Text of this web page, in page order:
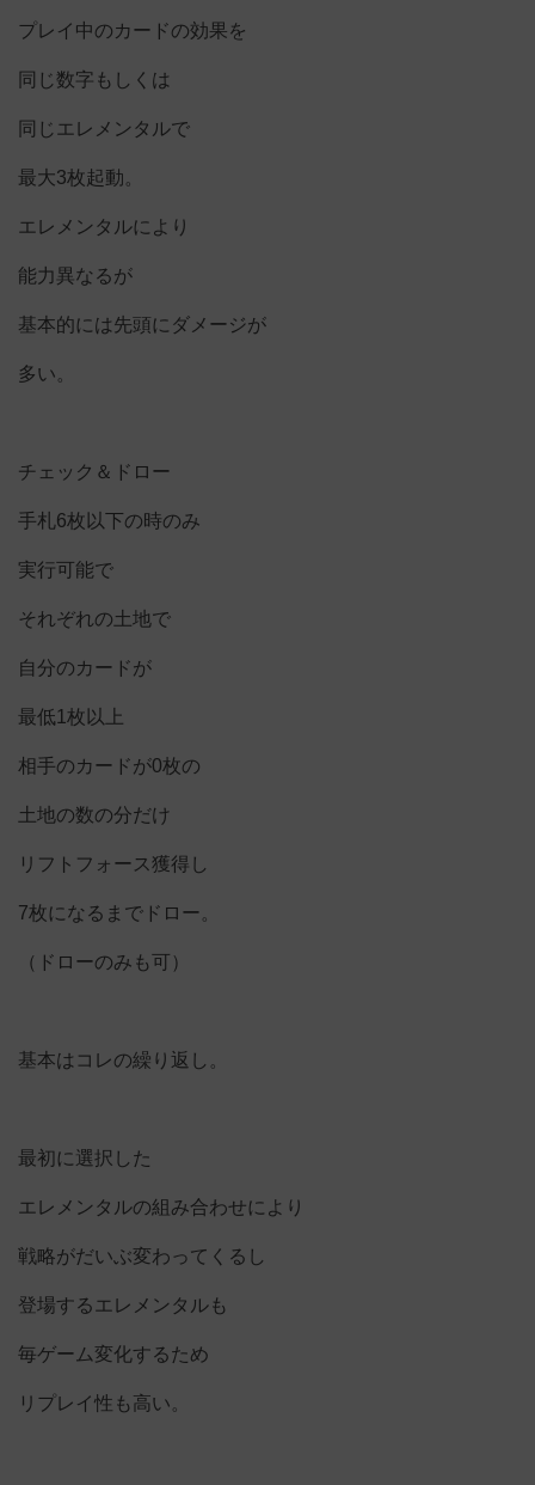
プレイ中のカードの効果を
同じ数字もしくは
同じエレメンタルで
最大3枚起動。
エレメンタルにより
能力異なるが
基本的には先頭にダメージが
多い。
チェック＆ドロー
手札6枚以下の時のみ
実行可能で
それぞれの土地で
自分のカードが
最低1枚以上
相手のカードが0枚の
土地の数の分だけ
リフトフォース獲得し
7枚になるまでドロー。
（ドローのみも可）
基本はコレの繰り返し。
最初に選択した
エレメンタルの組み合わせにより
戦略がだいぶ変わってくるし
登場するエレメンタルも
毎ゲーム変化するため
リプレイ性も高い。